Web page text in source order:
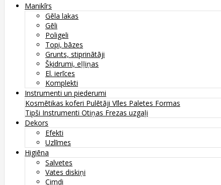
Manikīrs
Gēla lakas
Gēli
Poligeli
Topi, bāzes
Grunts, stiprinātāji
Šķidrumi, eļļiņas
El. ierīces
Komplekti
Instrumenti un piederumi
Kosmētikas koferi Pulētāji Vīles Paletes Formas
Tipši Instrumenti Otiņas Frezas uzgaļi
Dekors
Efekti
Uzlīmes
Higiēna
Salvetes
Vates diskiņi
Cimdi